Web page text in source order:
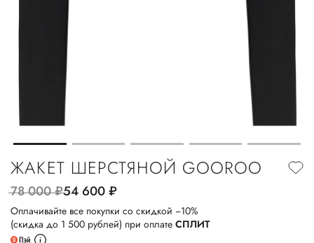
ЖАКЕТ ШЕРСТЯНОЙ GOOROO
78 000руб.54 600руб.
Оплачивайте все покупки со скидкой −10%
(скидка до 1 500 рублей) при оплате СПЛИТ